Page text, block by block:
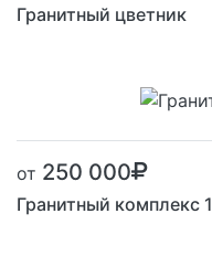
Гранитный цветник
от 250 000
Гранитный комплекс 1